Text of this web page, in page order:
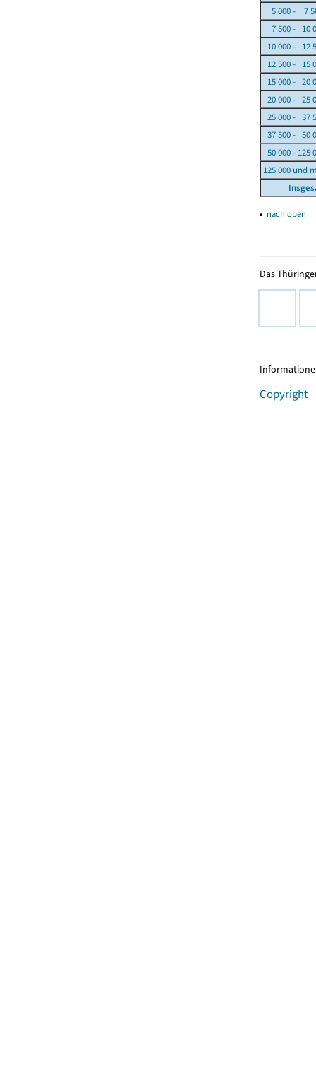
5 000 - 7
7 500 - 10
10 000 - 12
12 500 - 15
15 000 - 20
20 000 - 25
25 000 - 37
37 500 - 50
50 000 - 125
125 000 und
▴ nach oben
Das
Copyright